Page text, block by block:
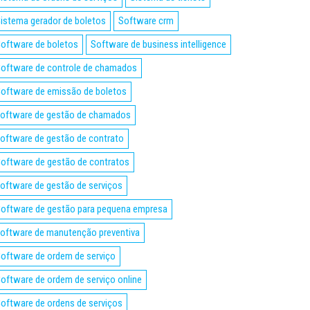
gerador de boletos
Software crm
de boletos
Software de business intelligence
de controle de chamados
de emissão de boletos
de gestão de chamados
de gestão de contrato
de gestão de contratos
de gestão de serviços
de gestão para pequena empresa
de manutenção preventiva
de ordem de serviço
de ordem de serviço online
de ordens de serviços